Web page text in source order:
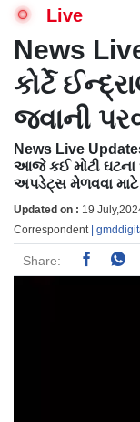
Live
News
કોર્ટે
જવાની
News Live
આજે કઈ મોટી ઘટના
અપડેટ્સ મેળવવા માટે
Updated on : 19
Correspondent |
Share: